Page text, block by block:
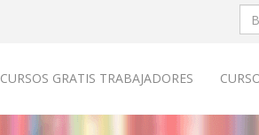
CURSOS GRATIS TRABAJADORES